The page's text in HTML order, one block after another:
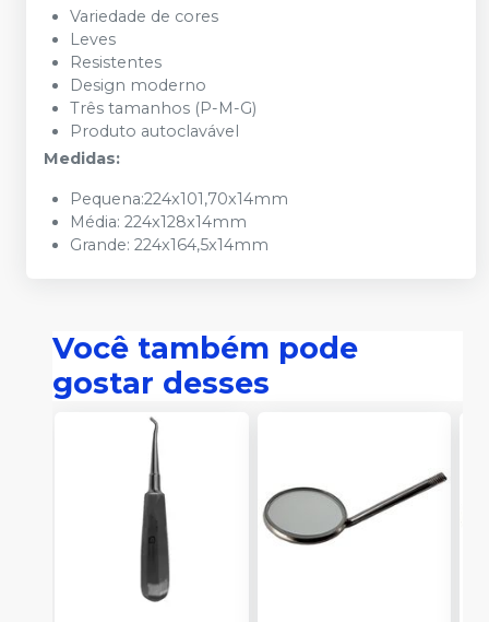
Variedade de cores
Leves
Resistentes
Design moderno
Três tamanhos (P-M-G)
Produto autoclavável
Medidas:
Pequena:224x101,70x14mm
Média: 224x128x14mm
Grande: 224x164,5x14mm
Você também pode
gostar desses